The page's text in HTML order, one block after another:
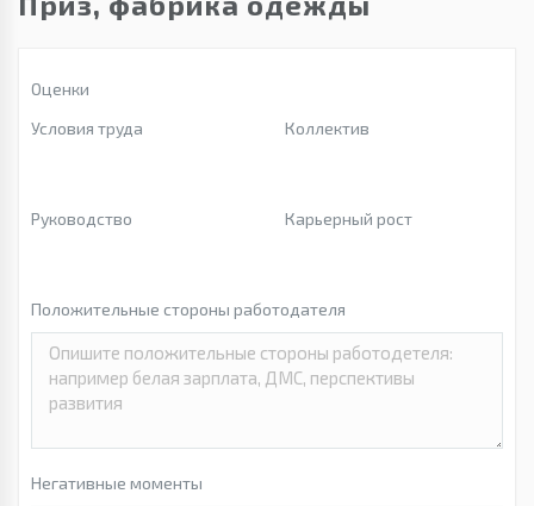
Оценки
Условия труда
Коллектив
Руководство Карьерный рост
Положительные стороны работодателя
Негативные моменты